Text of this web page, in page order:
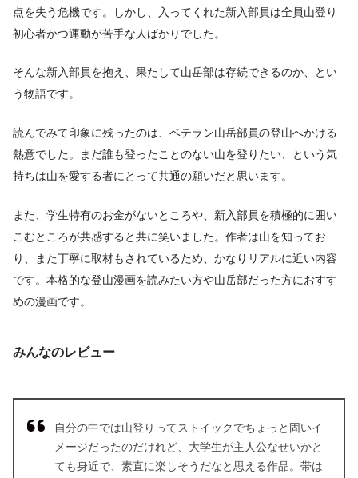
点を失う危機です。しかし、入ってくれた新入部員は全員山登り
初心者かつ運動が苦手な人ばかりでした。
そんな新入部員を抱え、果たして山岳部は存続できるのか、とい
う物語です。
読んでみて印象に残ったのは、ベテラン山岳部員の登山へかける
熱意でした。まだ誰も登ったことのない山を登りたい、という気
持ちは山を愛する者にとって共通の願いだと思います。
また、学生特有のお金がないところや、新入部員を積極的に囲い
こむところが共感すると共に笑いました。作者は山を知ってお
り、また丁寧に取材もされているため、かなりリアルに近い内容
です。本格的な登山漫画を読みたい方や山岳部だった方におすす
めの漫画です。
みんなのレビュー
自分の中では山登りってストイックでちょっと固いイ
メージだったのだけれど、大学生が主人公なせいかと
ても身近で、素直に楽しそうだなと思える作品。帯は